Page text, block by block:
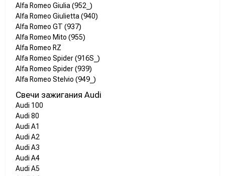
Alfa Romeo Giulia (952_)
Alfa Romeo Giulietta (940)
Alfa Romeo GT (937)
Alfa Romeo Mito (955)
Alfa Romeo RZ
Alfa Romeo Spider (916S_)
Alfa Romeo Spider (939)
Alfa Romeo Stelvio (949_)
Свечи зажигания Audi
Audi 100
Audi 80
Audi A1
Audi A2
Audi A3
Audi A4
Audi A5